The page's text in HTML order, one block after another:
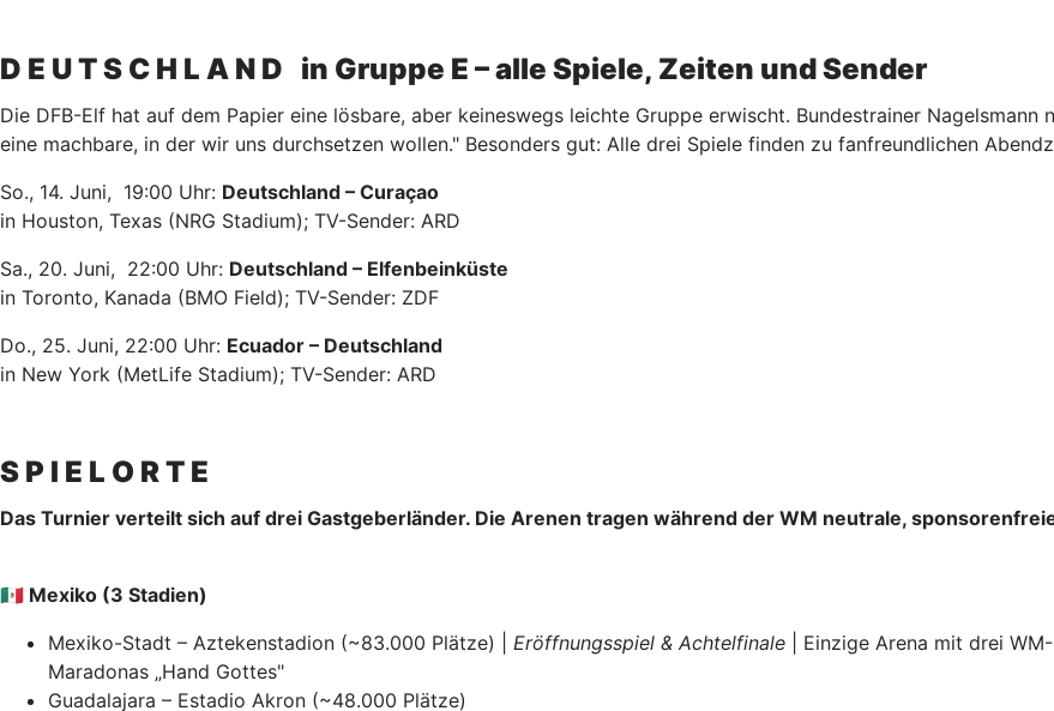
D E U T S C H L A N D in Gruppe E – alle Spiele, Zeiten und Sender
Die DFB-Elf hat auf dem Papier eine lösbare, aber keineswegs leichte Gruppe erwischt. Bundestrainer Nagelsmann
eine machbare, in der wir uns durchsetzen wollen." Besonders gut: Alle drei Spiele finden zu fanfreundlichen
So., 14. Juni, 19:00 Uhr: Deutschland – Curaçao
in Houston, Texas (NRG Stadium); TV-Sender: ARD
Sa., 20. Juni, 22:00 Uhr: Deutschland – Elfenbeinküste
in Toronto, Kanada (BMO Field); TV-Sender: ZDF
Do., 25. Juni, 22:00 Uhr: Ecuador – Deutschland
in New York (MetLife Stadium); TV-Sender: ARD
S P I E L O R T E
Das Turnier verteilt sich auf drei Gastgeberländer. Die Arenen tragen während der WM neutrale,
🇲🇽 Mexiko (3 Stadien)
Mexiko-Stadt – Aztekenstadion (~83.000 Plätze) | Eröffnungsspiel & Achtelfinale | Einzige Arena mit drei
Maradonas „Hand Gottes"
Guadalajara – Estadio Akron (~48.000 Plätze)